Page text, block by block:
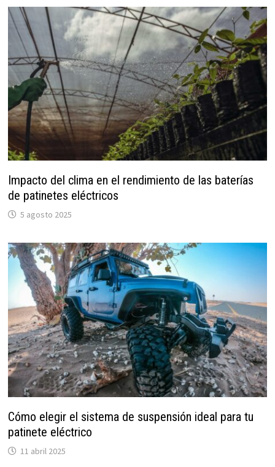
Impacto del clima en el rendimiento de las baterías
de patinetes eléctricos
5 agosto 2025
Cómo elegir el sistema de suspensión ideal para tu
patinete eléctrico
11 abril 2025